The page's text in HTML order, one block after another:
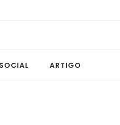
SOCIAL ARTIGO